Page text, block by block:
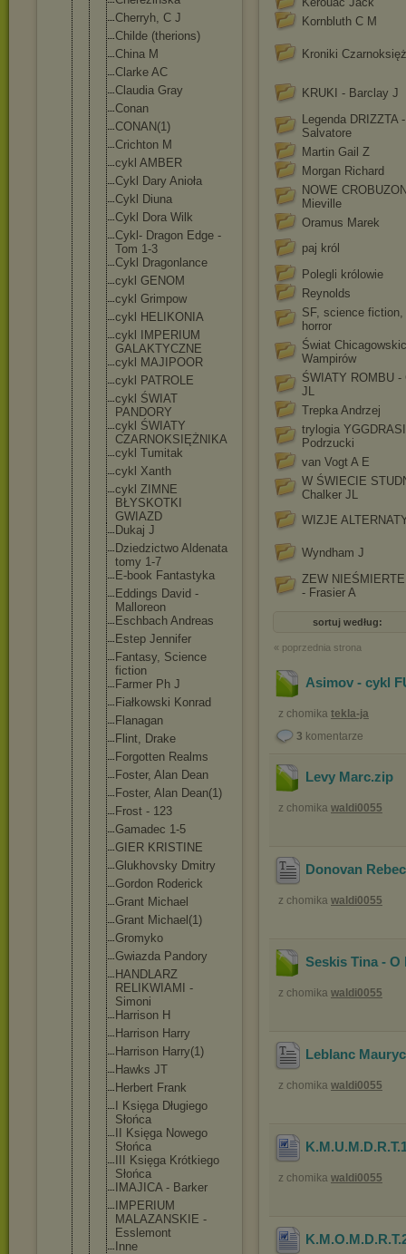
Cherryh, C J
Childe (therions)
China M
Clarke AC
Claudia Gray
Conan
CONAN(1)
Crichton M
cykl AMBER
Cykl Dary Anioła
Cykl Diuna
Cykl Dora Wilk
Cykl- Dragon Edge -
Tom 1-3
Cykl Dragonlance
cykl GENOM
cykl Grimpow
cykl HELIKONIA
cykl IMPERIUM
GALAKTYCZNE
cykl MAJIPOOR
cykl PATROLE
cykl ŚWIAT
PANDORY
cykl ŚWIATY
CZARNOKSIĘŻNIKA
cykl Tumitak
cykl Xanth
cykl ZIMNE
BŁYSKOTKI
GWIAZD
Dukaj J
Dziedzictwo Aldenata
tomy 1-7
E-book Fantastyka
Eddings David -
Malloreon
Eschbach Andreas
Estep Jennifer
Fantasy, Science
fiction
Farmer Ph J
Fiałkowski Konrad
Flanagan
Flint, Drake
Forgotten Realms
Foster, Alan Dean
Foster, Alan Dean(1)
Frost - 123
Gamadec 1-5
GIER KRISTINE
Glukhovsky Dmitry
Gordon Roderick
Grant Michael
Grant Michael(1)
Gromyko
Gwiazda Pandory
HANDLARZ
RELIKWIAMI -
Simoni
Harrison H
Harrison Harry
Harrison Harry(1)
Hawks JT
Herbert Frank
I Księga Długiego
Słońca
II Księga Nowego
Słońca
III Księga Krótkiego
Słońca
IMAJICA - Barker
IMPERIUM
MALAZANSKIE -
Esslemont
Inne
Kornbluth C M
Kroniki
KRUKI - Barclay J
Legenda DRIZZTA -
Salvatore
Martin Gail Z
Morgan Richard
NOWE
Mieville
Oramus Marek
paj król
Polegli królowie
Reynolds
SF, science
horror
Świat
Wampirów
ŚWIATY ROMBU -
JL
Trepka Andrzej
trylogia
Podrzucki
van Vogt A E
W ŚWIECIE
Chalker JL
WIZJE
Wyndham J
ZEW
- Frasier A
sortuj według:
« poprzednia strona
Asimov - cykl
z chomika tekla-ja
3 komentarze
Levy Marc.zip
z chomika waldi0055
Donovan
z chomika waldi0055
Seskis Tina - O
z chomika waldi0055
Leblanc
z chomika waldi0055
z chomika waldi0055